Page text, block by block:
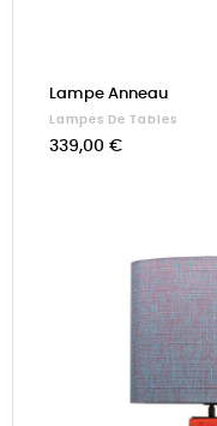
Lampe Anneau
Lampes De Tables
Prix
339,00 €